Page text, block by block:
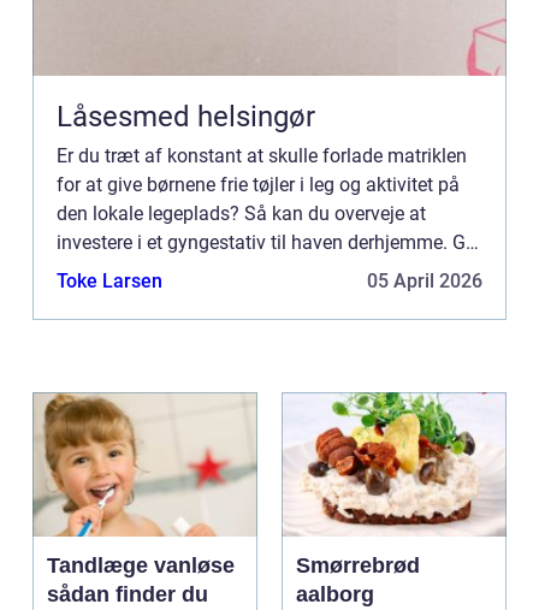
Låsesmed helsingør
Er du træt af konstant at skulle forlade matriklen
for at give børnene frie tøjler i leg og aktivitet på
den lokale legeplads? Så kan du overveje at
investere i et gyngestativ til haven derhjemme. Giv
børnene den ultimativ gave – et gyngestativ i
Toke Larsen 05 April 2026
Tandlæge vanløse
sådan finder du
Smørrebrød
aalborg